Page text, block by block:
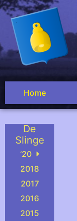
Home
De
Slinge
’20
2018
2017
2016
2015